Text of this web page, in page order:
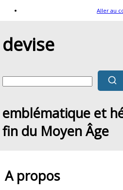
Aller au
devise
emblématique et
fin du Moyen Âge
A propos